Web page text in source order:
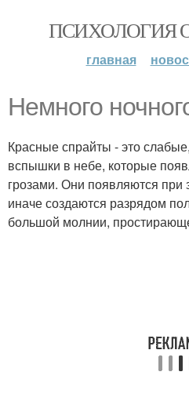
ПСИХОЛОГИЯ
главная
Немного
Красные спрайты - это
вспышки в небе, которые
грозами. Они появляются при
иначе создаются разрядом
большой молнии,